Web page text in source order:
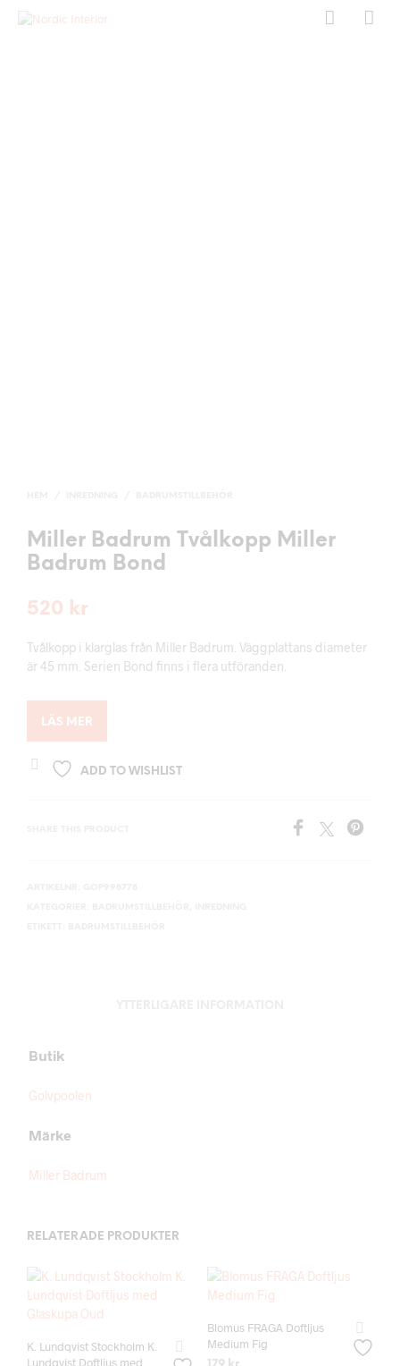
Miller Badrum Tvålkopp Miller
Badrum Bond
520 kr
Tvålkopp i klarglas från Miller Badrum. Väggplattans diameter
är 45 mm. Serien Bond finns i flera utföranden.
LÄS MER
ADD TO WISHLIST
Butik
Golvpoolen
Märke
Miller Badrum
RELATERADE PRODUKTER
K. Lundqvist Stockholm K.
Lundqvist Doftljus med
Blomus FRAGA Doftljus
Medium Fig